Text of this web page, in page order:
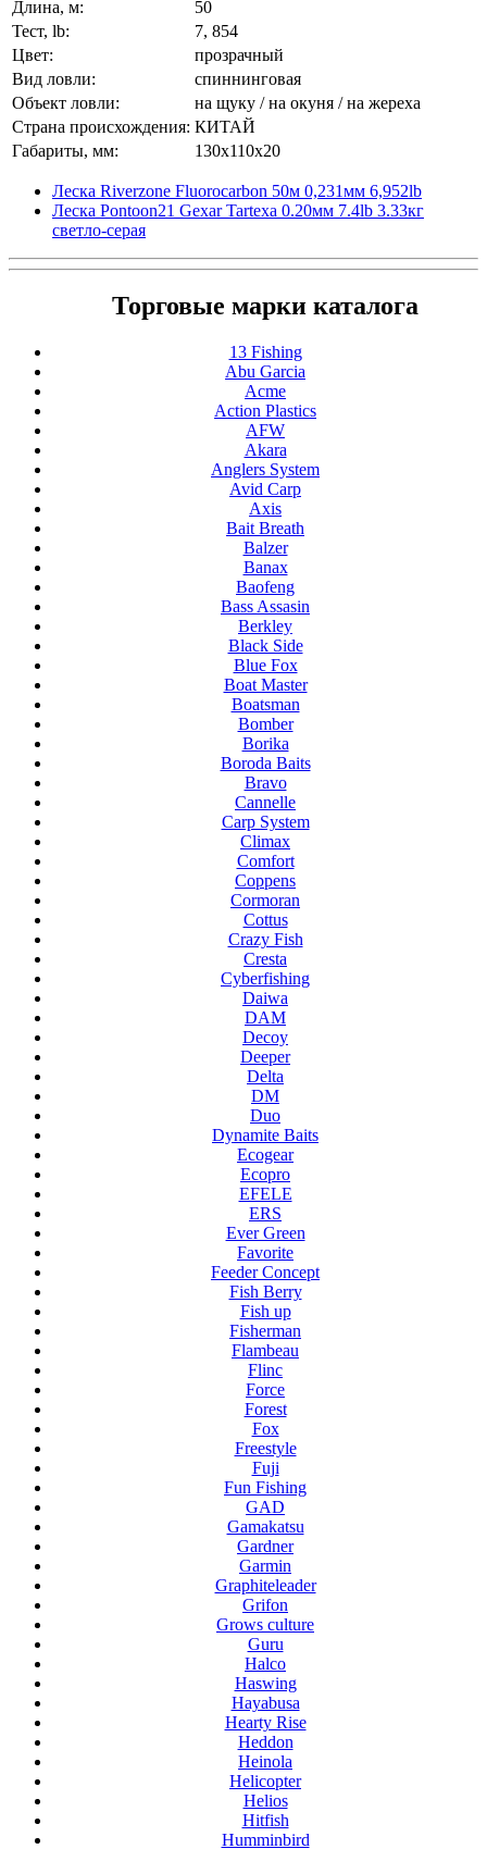
Длина, м:
50
Тест, lb:
7, 854
Цвет:
прозрачный
Вид ловли:
спиннинговая
Объект ловли:
на щуку / на окуня / на жереха
Страна происхождения: КИТАЙ
Габариты, мм:
130x110x20
Леска Riverzone Fluorocarbon 50м 0,231мм 6,952lb
Леска Pontoon21 Gexar Tartexa 0.20мм 7.4lb 3.33кг
светло-серая
Торговые марки каталога
13 Fishing
Abu Garcia
Acme
Action Plastics
AFW
Akara
Anglers System
Avid Carp
Axis
Bait Breath
Balzer
Banax
Baofeng
Bass Assasin
Berkley
Black Side
Blue Fox
Boat Master
Boatsman
Bomber
Borika
Boroda Baits
Bravo
Cannelle
Carp System
Climax
Comfort
Coppens
Cormoran
Cottus
Crazy Fish
Cresta
Cyberfishing
Daiwa
DAM
Decoy
Deeper
Delta
DM
Duo
Dynamite Baits
Ecogear
Ecopro
EFELE
ERS
Ever Green
Favorite
Feeder Concept
Fish Berry
Fish up
Fisherman
Flambeau
Flinc
Force
Forest
Fox
Freestyle
Fuji
Fun Fishing
GAD
Gamakatsu
Gardner
Garmin
Graphiteleader
Grifon
Grows culture
Guru
Halco
Haswing
Hayabusa
Hearty Rise
Heddon
Heinola
Helicopter
Helios
Hitfish
Humminbird